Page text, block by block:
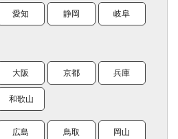
愛知 静岡 岐阜
大阪 京都 兵庫
和歌山
広島 鳥取 岡山